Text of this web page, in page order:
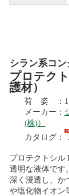
シラン系コ
プロテク
護材）
荷 姿 ：
メーカー：
(株)）
カタログ：
プロテクトシル
透明な液体です
深く浸透し、か
や塩化物イオン